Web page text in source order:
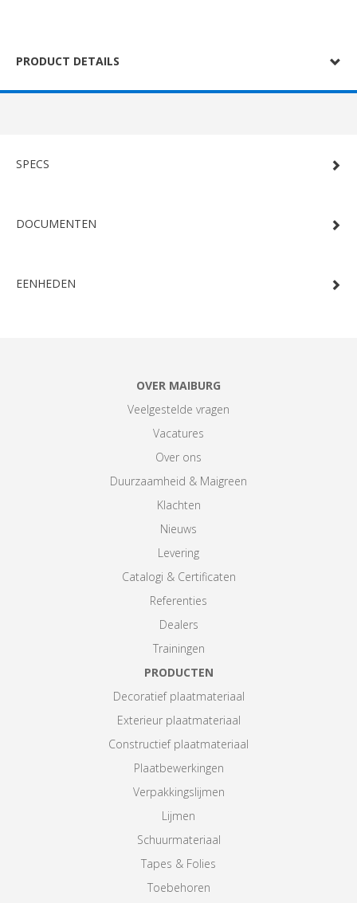
PRODUCT DETAILS
SPECS
DOCUMENTEN
EENHEDEN
OVER MAIBURG
Veelgestelde vragen
Vacatures
Over ons
Duurzaamheid & Maigreen
Klachten
Nieuws
Levering
Catalogi & Certificaten
Referenties
Dealers
Trainingen
PRODUCTEN
Decoratief plaatmateriaal
Exterieur plaatmateriaal
Constructief plaatmateriaal
Plaatbewerkingen
Verpakkingslijmen
Lijmen
Schuurmateriaal
Tapes & Folies
Toebehoren